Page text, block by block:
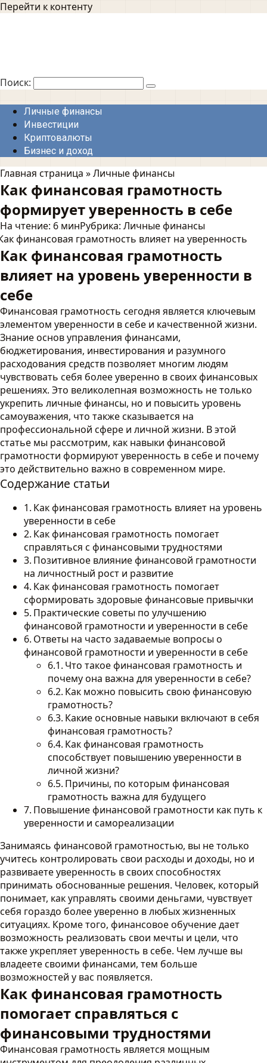
Перейти к контенту
Поиск:
Личные финансы
Инвестиции
Криптовалюты
Бизнес и доход
Главная страница »Личные финансы
Как финансовая грамотность
формирует уверенность в себе
На чтение: 6 минРубрика: Личные финансы
Как финансовая грамотность
влияет на уровень уверенности в
себе
Финансовая грамотность сегодня является ключевым
элементом уверенности в себе и качественной жизни.
Знание основ управления финансами,
бюджетирования, инвестирования и разумного
расходования средств позволяет многим людям
чувствовать себя более уверенно в своих финансовых
решениях. Это великолепная возможность не только
укрепить личные финансы, но и повысить уровень
самоуважения, что также сказывается на
профессиональной сфере и личной жизни. В этой
статье мы рассмотрим, как навыки финансовой
грамотности формируют уверенность в себе и почему
это действительно важно в современном мире.
Содержание статьи
Как финансовая грамотность влияет на уровень
уверенности в себе
Как финансовая грамотность помогает
справляться с финансовыми трудностями
Позитивное влияние финансовой грамотности
на личностный рост и развитие
Как финансовая грамотность помогает
сформировать здоровые финансовые привычки
Практические советы по улучшению
финансовой грамотности и уверенности в себе
Ответы на часто задаваемые вопросы о
финансовой грамотности и уверенности в себе
Что такое финансовая грамотность и
почему она важна для уверенности в себе?
Как можно повысить свою финансовую
грамотность?
Какие основные навыки включают в себя
финансовая грамотность?
Как финансовая грамотность
способствует повышению уверенности в
личной жизни?
Причины, по которым финансовая
грамотность важна для будущего
Повышение финансовой грамотности как путь к
уверенности и самореализации
Занимаясь финансовой грамотностью, вы не только
учитесь контролировать свои расходы и доходы, но и
развиваете уверенность в своих способностях
принимать обоснованные решения. Человек, который
понимает, как управлять своими деньгами, чувствует
себя гораздо более уверенно в любых жизненных
ситуациях. Кроме того, финансовое обучение дает
возможность реализовать свои мечты и цели, что
также укрепляет уверенность в себе. Чем лучше вы
владеете своими финансами, тем больше
возможностей у вас появляется.
Как финансовая грамотность
помогает справляться с
финансовыми трудностями
Финансовая грамотность является мощным